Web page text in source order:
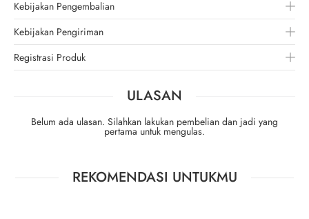
Kebijakan Pengembalian
Kebijakan Pengiriman
Registrasi Produk
ULASAN
Belum ada ulasan. Silahkan lakukan pembelian dan jadi yang
pertama untuk mengulas.
REKOMENDASI UNTUKMU